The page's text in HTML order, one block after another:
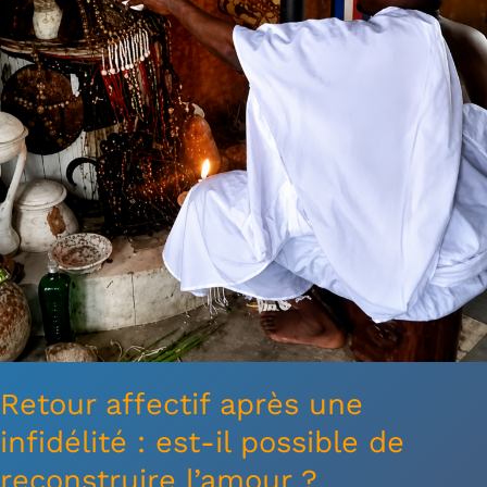
Retour affectif après une
infidélité : est-il possible de
est-
il
possible
de
reconstruire
l’amour
?